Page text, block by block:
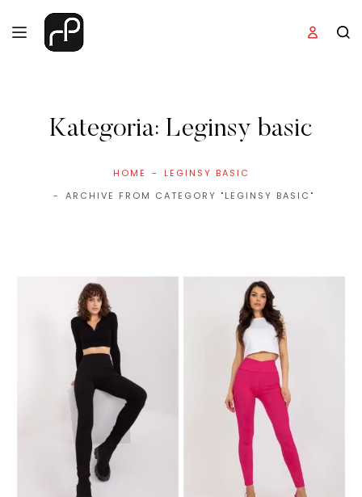
Kategoria: Leginsy basic
HOME
LEGINSY BASIC
ARCHIVE FROM CATEGORY "LEGINSY BASIC"